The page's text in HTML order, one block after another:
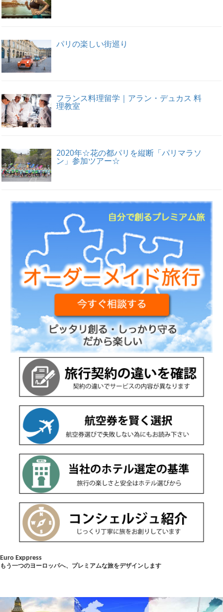
パリの楽しい街巡り
フランス料理留学｜アラン・デュカス 料
理教室
2020年☆花の都パリを縦断「パリマラソ
ン」参加ツアー☆
Euro Exppress
もう一つのヨーロッパへ、プレミアムな旅をデザインします